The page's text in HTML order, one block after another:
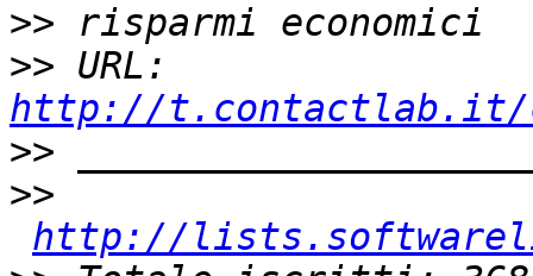
>>
>>
http://t.contactlab.it/c/
>>
>>
http://